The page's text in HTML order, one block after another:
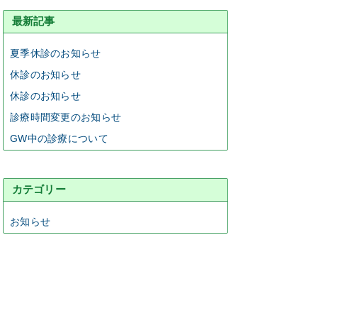
最新記事
夏季休診のお知らせ
休診のお知らせ
休診のお知らせ
診療時間変更のお知らせ
GW中の診療について
カテゴリー
お知らせ